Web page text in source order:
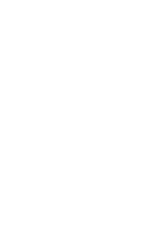
empfehlen.
lesen
6. Generation